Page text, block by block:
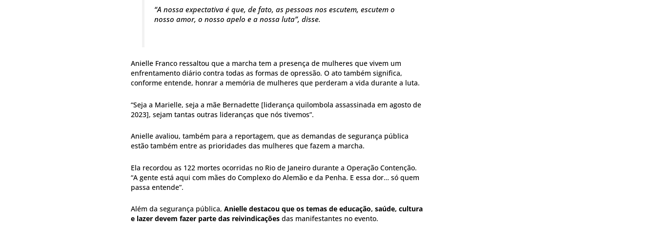
“A nossa expectativa é que, de fato, as pessoas nos escutem, escutem o
nosso amor, o nosso apelo e a nossa luta”, disse.
Anielle Franco ressaltou que a marcha tem a presença de mulheres que vivem um
enfrentamento diário contra todas as formas de opressão. O ato também significa,
conforme entende, honrar a memória de mulheres que perderam a vida durante a luta.
“Seja a Marielle, seja a mãe Bernadette [liderança quilombola assassinada em agosto de
2023], sejam tantas outras lideranças que nós tivemos”.
Anielle avaliou, também para a reportagem, que as demandas de segurança pública
estão também entre as prioridades das mulheres que fazem a marcha.
Ela recordou as 122 mortes ocorridas no Rio de Janeiro durante a Operação Contenção.
“A gente está aqui com mães do Complexo do Alemão e da Penha. E essa dor… só quem
passa entende”.
Além da segurança pública, Anielle destacou que os temas de educação, saúde, cultura
e lazer devem fazer parte das reivindicações das manifestantes no evento.